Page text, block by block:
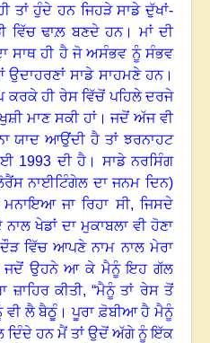
ਤਾਂ ਹੁੰਦੇ ਹਨ ਜਿਹੜੇ ਸਾਡੇ ਦੁੱਖਾਂ-
ਵਿੱਚ ਢਾਲ਼ ਬਣਦੇ ਹਨ। ਮਾਂ ਦੀ
ਸਾਥ ਹੀ ਹੈ ਜੋ ਅਸੰਭਵ ਨੂੰ ਸੰਭਵ
ਉਦਾਹਰਣਾਂ ਸਾਡੇ ਸਾਹਮਣੇ ਹਨ।
ਕਰਕੇ ਹੀ ਰੇਸ ਵਿੱਚੋਂ ਪਹਿਲੇ ਦਰਜੇ
ਮਾਣ ਸਕੀ ਹਾਂ।ਜਦੋਂ ਅੱਜ ਵੀ
ਯਾਦ ਆਉਂਦੀ ਹੈ ਤਾਂ ਝਰਨਾਹਟ
1993 ਦੀ ਹੈ । ਸਾਡੇ ਨਰਸਿੰਗ
ਨਾਈਟਿੰਗੇਲ ਦਾ ਜਨਮ ਦਿਨ)
ਜਾ ਰਿਹਾ ਸੀ, ਜਿਸਦੇ
ਖੇਡਾਂ ਦਾ ਮੁਕਾਬਲਾ ਵੀ ਹੋਣਾ
ਵਿੱਚ ਆਪਣੇ ਨਾਮ ਨਾਲ ਮੇਰਾ
ਜਦੋਂ ਉਹਨੇ ਆ ਕੇ ਮੈਨੂੰ ਇਹ ਗੱਲ
ਕੀਤੀ, “ਮੈਨੂੰ ਤਾਂ ਰੇਸ ਤੋਂ
ਵੀ ਲੈ ਬੈਠੂੰ। ਪੂਰਾ ਫ਼ੋਬੀਆ ਹੈ ਮੈਨੂੰ
ਦਿੰਦੇ ਹਨ ਮੈਂ ਤਾਂ ਉਦੋਂ ਅੱਗੇ ਨੂੰ ਇੱਕ